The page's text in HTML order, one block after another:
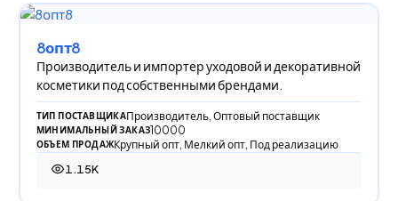
8опт8
Производитель и импортер уходовой и декоративной
косметики под собственными брендами.
ТИП ПОСТАВЩИКАПроизводитель, Оптовый поставщик
МИНИМАЛЬНЫЙ ЗАКАЗ10000
ОБЪЕМ ПРОДАЖКрупный опт, Мелкий опт, Под реализацию
1.15K
1 152 просмотра